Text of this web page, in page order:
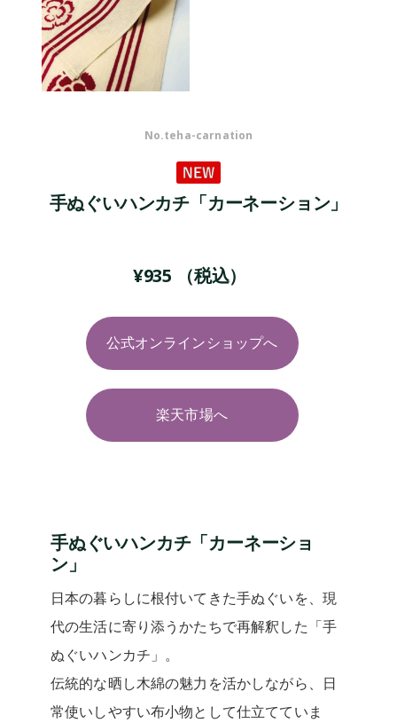
No.teha-carnation
手ぬぐいハンカチ「カーネーション」
¥935 （税込）
公式オンラインショップへ
楽天市場へ
手ぬぐいハンカチ「カーネーショ
ン」
日本の暮らしに根付いてきた手ぬぐいを、現
代の生活に寄り添うかたちで再解釈した「手
ぬぐいハンカチ」。
伝統的な晒し木綿の魅力を活かしながら、日
常使いしやすい布小物として仕立てていま